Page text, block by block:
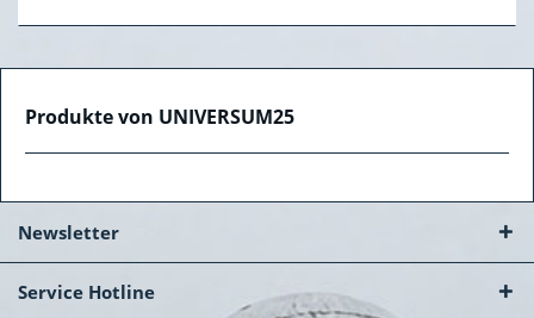
Produkte von UNIVERSUM25
Newsletter
Service Hotline